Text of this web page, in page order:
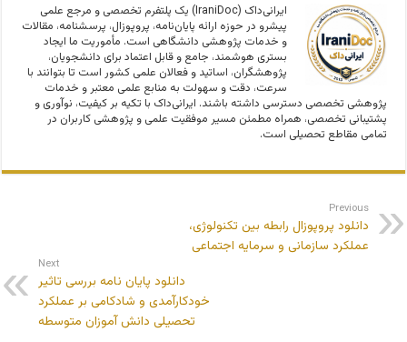
ایرانی‌داک (IraniDoc) یک پلتفرم تخصصی و مرجع علمی
پیشرو در حوزه ارائه پایان‌نامه، پروپوزال، پرسشنامه، مقالات
و خدمات پژوهشی دانشگاهی است. مأموریت ما ایجاد
بستری هوشمند، جامع و قابل اعتماد برای دانشجویان،
پژوهشگران، اساتید و فعالان علمی کشور است تا بتوانند با
سرعت، دقت و سهولت به منابع علمی معتبر و خدمات
پژوهشی تخصصی دسترسی داشته باشند. ایرانی‌داک با تکیه بر کیفیت، نوآوری و
پشتیبانی تخصصی، همراه مطمئن مسیر موفقیت علمی و پژوهشی کاربران در
تمامی مقاطع تحصیلی است.
Previous
دانلود پروپوزال رابطه بین تکنولوژی،
عملکرد سازمانی و سرمایه اجتماعی
Next
دانلود پایان نامه بررسی تاثیر
خودکارآمدی و شادکامی بر عملکرد
تحصیلی دانش آموزان متوسطه